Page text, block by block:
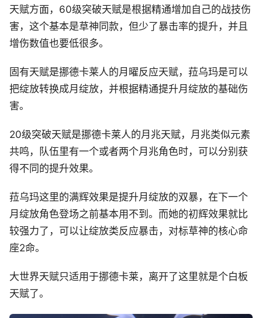
天赋方面，60级突破天赋是根据精通增加自己的战技伤
害，这个基本是草神同款，但少了暴击率的提升，并且
增伤数值也要低很多。
固有天赋是挪德卡莱人的月曜反应天赋，菈乌玛是可以
把绽放转换成月绽放，并根据精通提升月绽放的基础伤
害。
20级突破天赋是挪德卡莱人的月兆天赋，月兆类似元素
共鸣，队伍里有一个或者两个月兆角色时，可以分别获
得不同的提升效果。
菈乌玛这里的满辉效果是提升月绽放的双暴，在下一个
月绽放角色登场之前基本用不到。而她的初辉效果就比
较强力了，可以让绽放类反应暴击，对标草神的核心命
座2命。
大世界天赋只适用于挪德卡莱，离开了这里就是个白板
天赋了。